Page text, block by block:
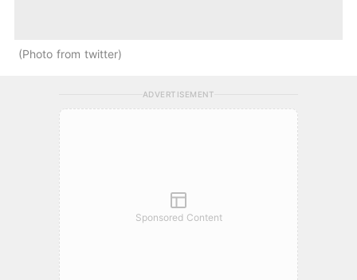
Photo from twitter
ADVERTISEMENT
Sponsored Content